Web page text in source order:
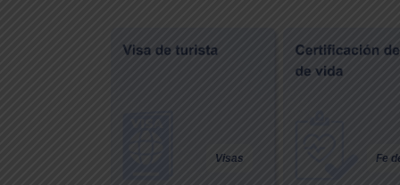
Visas Fe